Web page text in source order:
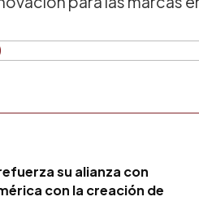
su alianza con
con la creación de